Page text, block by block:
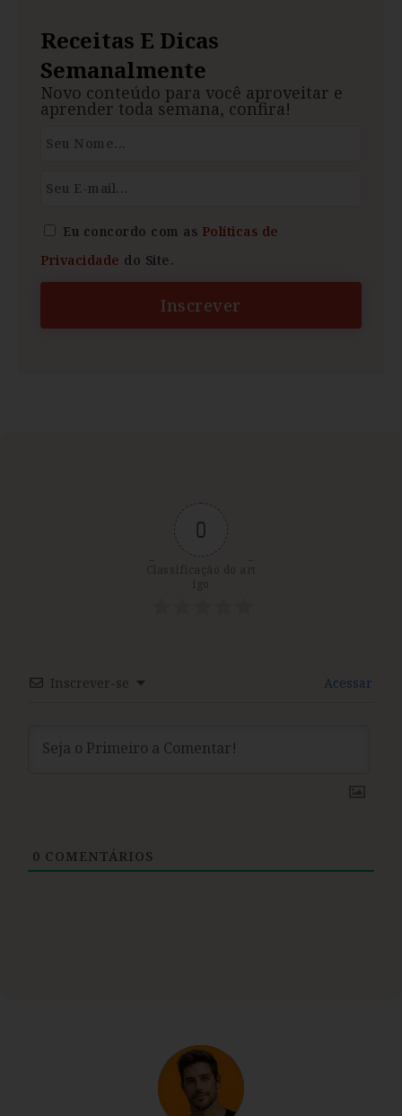
Receitas E Dicas
Semanalmente
Novo conteúdo para você aproveitar e
aprender toda semana, confira!
Eu concordo com as Políticas de
Privacidade do Site.
Inscrever
0
Classificação do art
igo
Inscrever-se Acessar
0 COMENTÁRIOS